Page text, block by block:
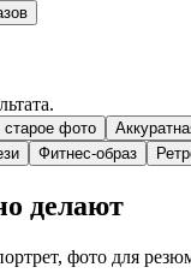
старое фото
Фитнес-образ
делают
фото для